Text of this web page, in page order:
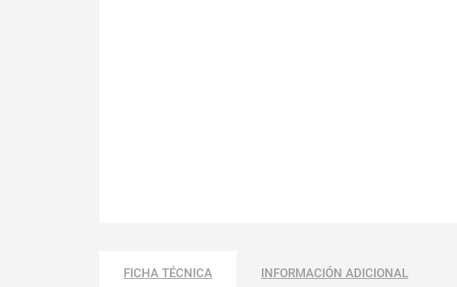
FICHA TÉCNICA INFORMACIÓN ADICIONAL